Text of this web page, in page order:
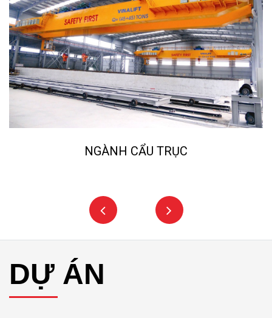
NGÀNH CẨU TRỤC
DỰ ÁN